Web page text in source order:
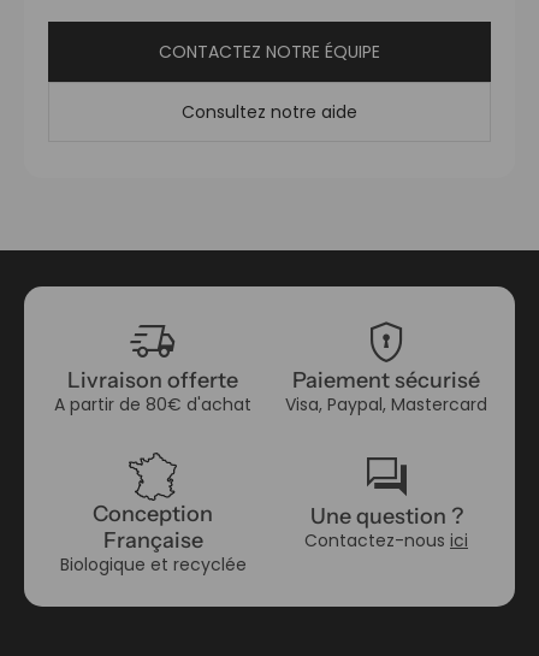
CONTACTEZ NOTRE ÉQUIPE
Consultez notre aide
delivery_truck_speed
Livraison offerte
A partir de 80€ d'achat
encrypted
Paiement sécurisé
Visa, Paypal, Mastercard
Conception
Française
Biologique et recyclée
forum
Une question ?
Contactez-nous ici